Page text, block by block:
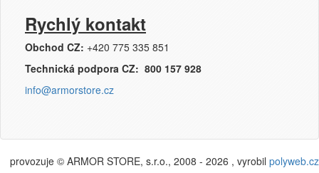
Rychlý kontakt
Obchod CZ: +420 775 335 851
Technická podpora CZ: 800 157 928
info@armorstore.cz
provozuje © ARMOR STORE, s.r.o., 2008 - 2026 , vyrobil polyweb.cz